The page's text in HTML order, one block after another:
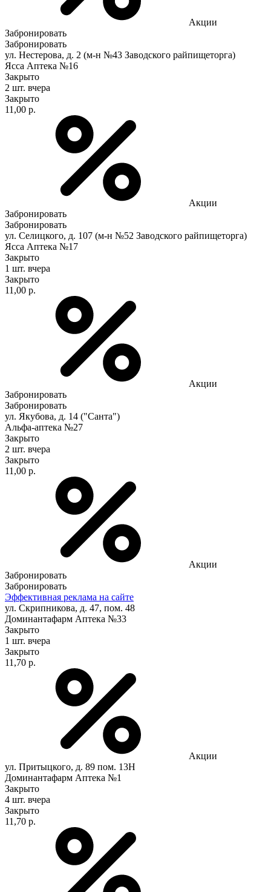
Акции
Забронировать
Забронировать
ул. Нестерова, д. 2 (м-н №43 Заводского райпищеторга)
Ясса Аптека №16
Закрыто
2 шт. вчера
Закрыто
11,00 р.
Акции
Забронировать
Забронировать
ул. Селицкого, д. 107 (м-н №52 Заводского райпищеторга)
Ясса Аптека №17
Закрыто
1 шт. вчера
Закрыто
11,00 р.
Акции
Забронировать
Забронировать
ул. Якубова, д. 14 ("Санта")
Альфа-аптека №27
Закрыто
2 шт. вчера
Закрыто
11,00 р.
Акции
Забронировать
Забронировать
Эффективная реклама на сайте
ул. Скрипникова, д. 47, пом. 48
Доминантафарм Аптека №33
Закрыто
1 шт. вчера
Закрыто
11,70 р.
Акции
ул. Притыцкого, д. 89 пом. 13Н
Доминантафарм Аптека №1
Закрыто
4 шт. вчера
Закрыто
11,70 р.